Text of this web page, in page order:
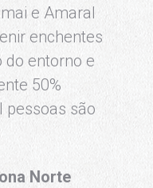
e Amaral
enchentes
do entorno e
50%
são
Norte